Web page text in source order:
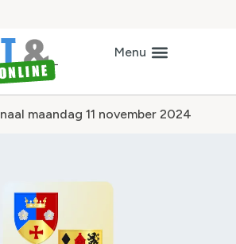
maandag 11 november 2024